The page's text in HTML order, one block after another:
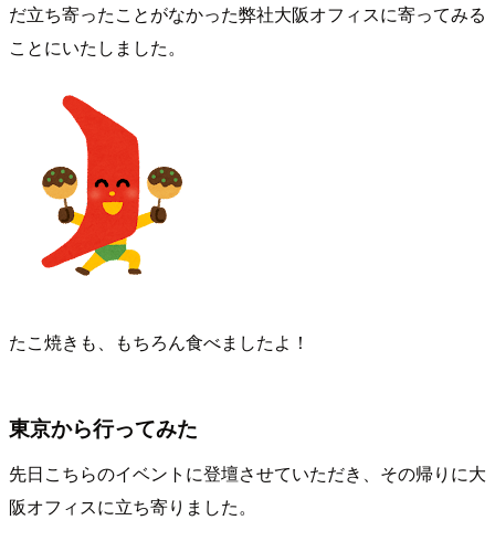
だ立ち寄ったことがなかった弊社大阪オフィスに寄ってみる
ことにいたしました。
たこ焼きも、もちろん食べましたよ！
東京から行ってみた
先日こちらのイベントに登壇させていただき、その帰りに大
阪オフィスに立ち寄りました。